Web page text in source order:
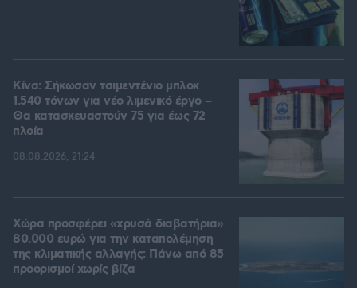
Κίνα: Σήκωσαν τσιμεντένιο μπλοκ
1.540 τόνων για νέο λιμενικό έργο –
Θα κατασκευαστούν 75 για έως 72
πλοία
08.08.2026, 21:24
Χώρα προσφέρει «χρυσά διαβατήρια»
80.000 ευρώ για την καταπολέμηση
της κλιματικής αλλαγής: Πάνω από 85
προορισμοί χωρίς βίζα